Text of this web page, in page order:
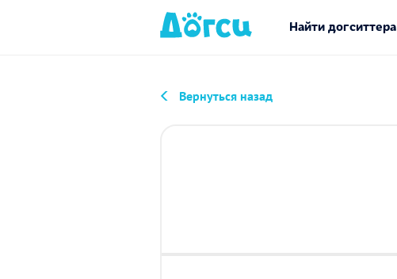
Найти догситтера
Вернуться назад